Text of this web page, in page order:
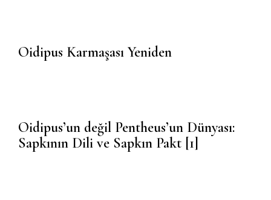
Oidipus Karmaşası Yeniden
Oidipus’un değil Pentheus’un Dünyası:
Sapkının Dili ve Sapkın Pakt [1]